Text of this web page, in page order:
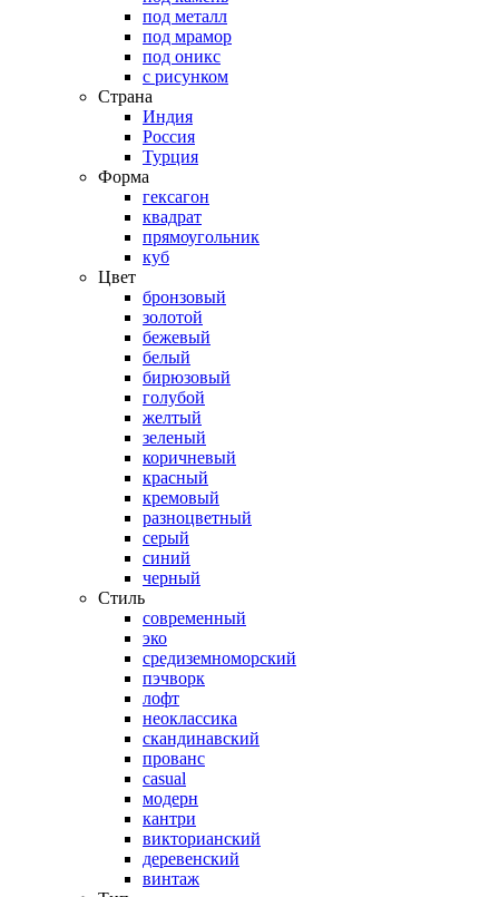
под металл
под мрамор
под оникс
с рисунком
Страна
Индия
Россия
Турция
Форма
гексагон
квадрат
прямоугольник
куб
Цвет
бронзовый
золотой
бежевый
белый
бирюзовый
голубой
желтый
зеленый
коричневый
красный
кремовый
разноцветный
серый
синий
черный
Стиль
современный
эко
средиземноморский
пэчворк
лофт
неоклассика
скандинавский
прованс
casual
модерн
кантри
викторианский
деревенский
винтаж